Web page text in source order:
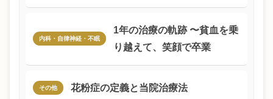
内科・自律神経・不眠
1年の治療の軌跡 〜貧血を乗
り越えて、笑顔で卒業
その他 花粉症の定義と当院治療法